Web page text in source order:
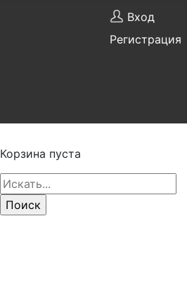
Вход
Регистрация
Корзина пуста